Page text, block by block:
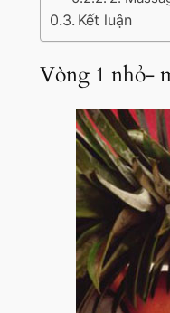
Kết luận
Vòng 1 nhỏ-